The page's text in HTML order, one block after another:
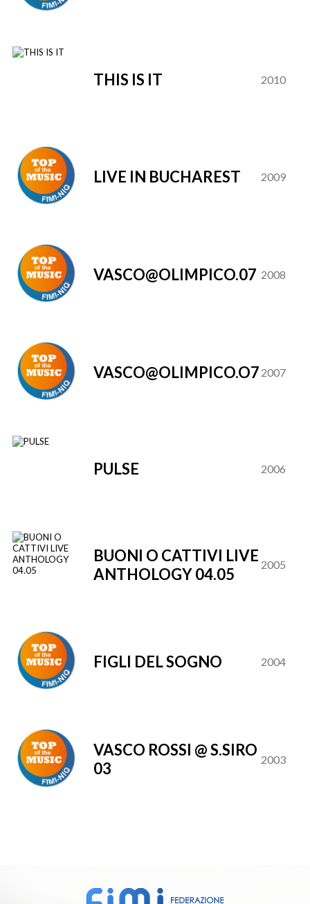
THIS IS IT 2010
LIVE IN BUCHAREST 2009
VASCO@OLIMPICO.07 2008
VASCO@OLIMPICO.O7 2007
PULSE 2006
BUONI O CATTIVI LIVE
ANTHOLOGY 04.05
2005
FIGLI DEL SOGNO 2004
VASCO ROSSI @ S.SIRO
03
2003